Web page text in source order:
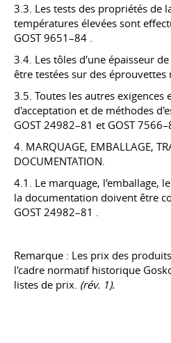
3.3. Les tests des propriétés de
températures élevées sont
GOST 9651–84
3.4. Les tôles d'une épaisseur
être testées sur des éprouvettes
3.5. Toutes les autres exigences
d'acceptation et de méthodes
GOST 24982–81 et GOST
4. MARQUAGE, EMBALLAGE,
DOCUMENTATION.
4.1. Le marquage, l'emballage,
la documentation doivent être
GOST 24982–81
Remarque : Les prix des
l'cadre normatif historique
listes de prix. (rév. 1).